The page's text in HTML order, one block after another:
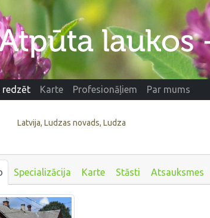
redzēt Karte Profesionāļiem Par mums
Latvija, Ludzas novads, Ludza
Specializācija Karte Stāsti Atsauksmes